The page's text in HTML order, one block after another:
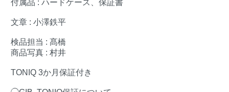
付属品 : ハードケース、保証書
文章 : 小澤鉄平
検品担当 : 髙橋
商品写真 : 村井
TONIQ 3か月保証付き